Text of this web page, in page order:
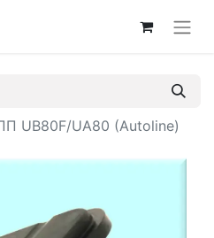
UB80F/UA80 (Autoline)